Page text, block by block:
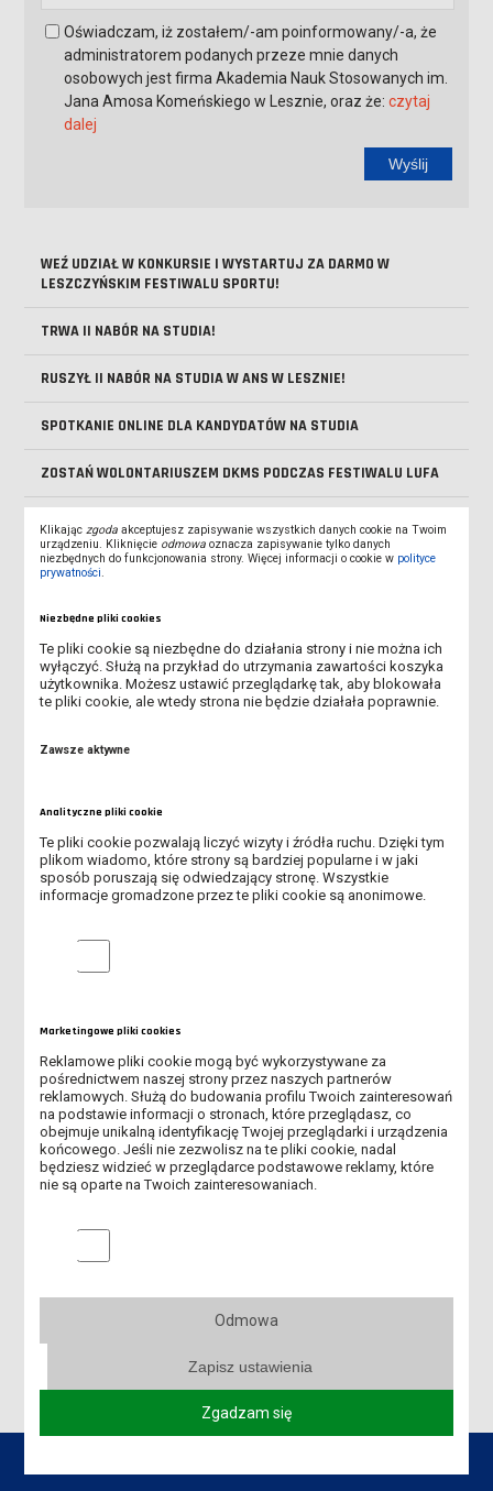
WEŹ UDZIAŁ W KONKURSIE I WYSTARTUJ ZA DARMO W
LESZCZYŃSKIM FESTIWALU SPORTU!
TRWA II NABÓR NA STUDIA!
RUSZYŁ II NABÓR NA STUDIA W ANS W LESZNIE!
SPOTKANIE ONLINE DLA KANDYDATÓW NA STUDIA
ZOSTAŃ WOLONTARIUSZEM DKMS PODCZAS FESTIWALU LUFA
SPOTKANIE ONLINE DLA KANDYDATÓW NA STUDIA - DOWIEDZ
SIĘ, JAK PRZEJŚĆ PRZEZ REKRUTACJĘ
DOFINANSOWANIE NA ZAKUP SPRZĘTU ELEKTRONICZNEGO -
PROGRAM PFRON
REKRUTACJA NA STUDIA ROZPOCZĘTA!
MOŻLIWOŚĆ WYPOŻYCZENIA LEŻAKÓW DLA STUDENTÓW I
WYKŁADOWCÓW
ŚWIATOWY DZIEŃ BEZ TYTONIU
PIERWSZA ZBIÓRKA KRĘGOWA - 29.05.2026 R.
SPOTKANIE POŚWIĘCONE TEMATYCE HARCERSKIEJ - 12.05.2026
R.
ANKIETA - ROLA RODZINY I UNIWERSYTETU W
PRZECIWDZIAŁANIU ZACHOWAŃ RYZYKOWNYCH MŁODZIEŻY
AKADEMICKIEJ
SPOTKANIE NAUKOWE W RAMACH CYKLU "WYKŁADY MISTRZÓW"
STARTUJE VI EDYCJA PLEBISCYTU „WYKŁADOWCA NA MEDAL”!
Oświadczam, iż zostałem/-am poinformowany/-a, że
administratorem podanych przeze mnie danych
osobowych jest firma Akademia Nauk Stosowanych im.
Jana Amosa Komeńskiego w Lesznie, oraz że:czytaj
dalej
Wyślij
Klikając zgoda akceptujesz zapisywanie wszystkich danych cookie na Twoim
urządzeniu. Kliknięcie odmowa oznacza zapisywanie tylko danych
niezbędnych do funkcjonowania strony. Więcej informacji o cookie w polityce
prywatności
Niezbędne pliki cookies
Te pliki cookie są niezbędne do działania strony i nie można ich
wyłączyć. Służą na przykład do utrzymania zawartości koszyka
użytkownika. Możesz ustawić przeglądarkę tak, aby blokowała
te pliki cookie, ale wtedy strona nie będzie działała poprawnie.
Zawsze aktywne
Analityczne pliki cookie
Te pliki cookie pozwalają liczyć wizyty i źródła ruchu. Dzięki tym
plikom wiadomo, które strony są bardziej popularne i w jaki
sposób poruszają się odwiedzający stronę. Wszystkie
informacje gromadzone przez te pliki cookie są anonimowe.
Analityczne pliki cookie
Marketingowe pliki cookies
Reklamowe pliki cookie mogą być wykorzystywane za
pośrednictwem naszej strony przez naszych partnerów
reklamowych. Służą do budowania profilu Twoich zainteresowań
na podstawie informacji o stronach, które przeglądasz, co
obejmuje unikalną identyfikację Twojej przeglądarki i urządzenia
końcowego. Jeśli nie zezwolisz na te pliki cookie, nadal
będziesz widzieć w przeglądarce podstawowe reklamy, które
nie są oparte na Twoich zainteresowaniach.
Marketingowe pliki cookies
Odmowa
Zapisz ustawienia
Zgadzam się